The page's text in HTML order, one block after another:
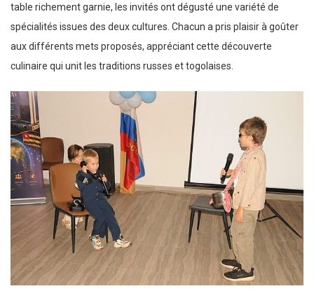
table richement garnie, les invités ont dégusté une variété de
spécialités issues des deux cultures. Chacun a pris plaisir à goûter
aux différents mets proposés, appréciant cette découverte
culinaire qui unit les traditions russes et togolaises.